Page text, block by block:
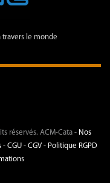
travers le monde
réservés. ACM-Cata - Nos
- CGU - CGV - Politique RGPD